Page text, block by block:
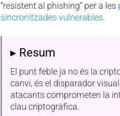
“resistent al phishing” per a les
sincronitzades vulnerables.
▸ Resum
El punt feble ja no és la
canvi, és el disparador
atacants comprometen la
clau criptogràfica.